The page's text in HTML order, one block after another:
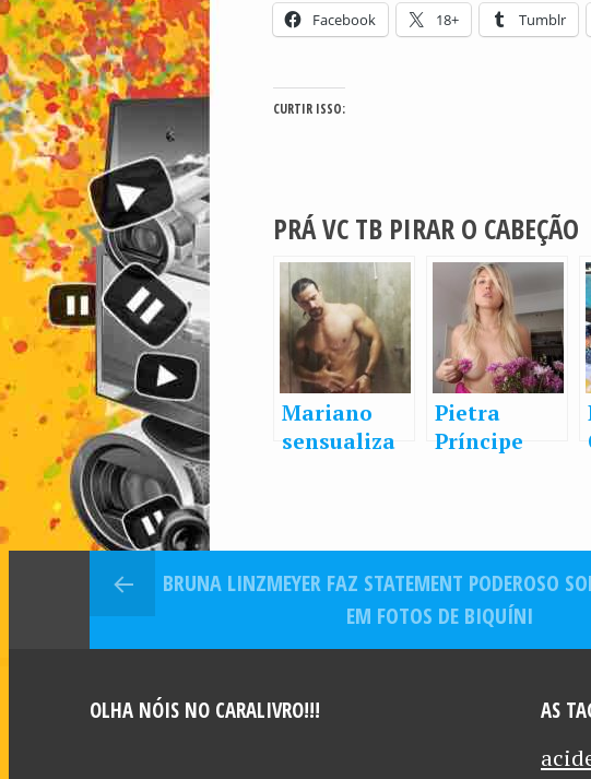
Facebook 18+ Tumblr
CURTIR ISSO:
PRÁ VC TB PIRAR O CABEÇÃO
Mariano
sensualiza
Pietra
Príncipe
BRUNA LINZMEYER FAZ STATEMENT PODEROSO
EM FOTOS DE BIQUÍNI
OLHA NÓIS NO CARALIVRO!!! AS